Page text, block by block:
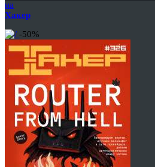
на
Хакер
-50%